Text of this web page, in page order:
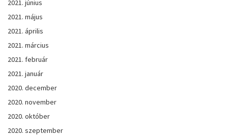
2021. június
2021. május
2021. április
2021. március
2021. február
2021. január
2020. december
2020. november
2020. október
2020. szeptember